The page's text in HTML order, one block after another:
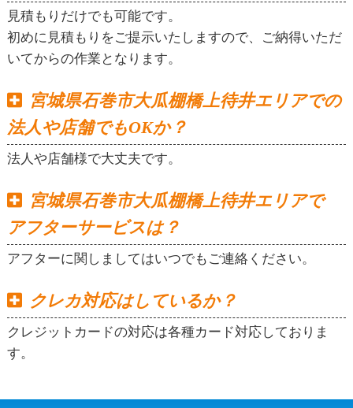
見積もりだけでも可能です。
初めに見積もりをご提示いたしますので、ご納得いただ
いてからの作業となります。
宮城県石巻市大瓜棚橋上待井エリアでの
法人や店舗でもOKか？
法人や店舗様で大丈夫です。
宮城県石巻市大瓜棚橋上待井エリアで
アフターサービスは？
アフターに関しましてはいつでもご連絡ください。
クレカ対応はしているか？
クレジットカードの対応は各種カード対応しておりま
す。